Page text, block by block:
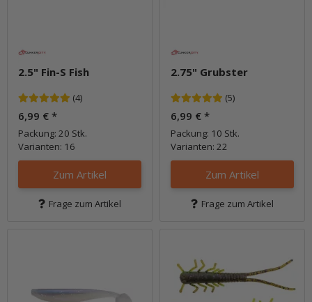
2.5" Fin-S Fish
(4)
6,99 € *
Packung: 20 Stk.
Varianten: 16
Zum Artikel
Frage zum Artikel
2.75" Grubster
(5)
6,99 € *
Packung: 10 Stk.
Varianten: 22
Zum Artikel
Frage zum Artikel